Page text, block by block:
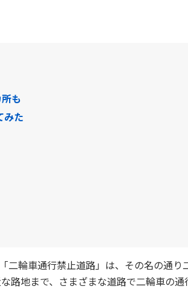
も
みた
二輪車通行禁止道路」は、その名の通
路地まで、さまざまな道路で二輪車の